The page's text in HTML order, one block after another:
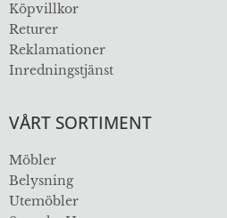
Köpvillkor
Returer
Reklamationer
Inredningstjänst
VÅRT SORTIMENT
Möbler
Belysning
Utemöbler